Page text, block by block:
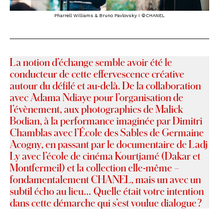
Pharrell Williams & Bruno Pavlovsky I ©CHANEL
La notion d’échange semble avoir été le
conducteur de cette effervescence créative
autour du défilé et au-delà. De la collaboration
avec Adama Ndiaye pour l’organisation de
l’évènement, aux photographies de Malick
Bodian, à la performance imaginée par Dimitri
Chamblas avec l’École des Sables de Germaine
Acogny, en passant par le documentaire de Ladj
Ly avec l’école de cinéma Kourtjamé (Dakar et
Montfermeil) et la collection elle-même –
fondamentalement CHANEL, mais un avec un
subtil écho au lieu… Quelle était votre intention
dans cette démarche qui s’est voulue dialogue ?